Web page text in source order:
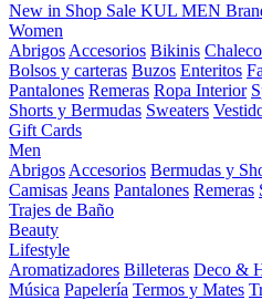
New in Shop Sale KUL MEN
Women
Abrigos Accesorios Bikinis
Bolsos y carteras Buzos Enteritos
Pantalones Remeras Ropa Interior
Shorts y Bermudas Sweaters
Gift Cards
Men
Abrigos Accesorios Bermudas y
Camisas Jeans Pantalones Remeras
Trajes de Baño
Beauty
Lifestyle
Aromatizadores Billeteras Deco &
Música Papelería Termos y Mates